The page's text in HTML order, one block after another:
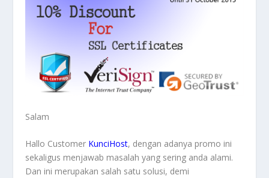
Salam
Hallo Customer KunciHost, dengan adanya promo ini
sekaligus menjawab masalah yang sering anda alami.
Dan ini merupakan salah satu solusi, demi